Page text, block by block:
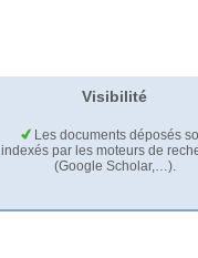
Visibilité
Les documents déposés
indexés par les moteurs de
(Google Scholar,…).